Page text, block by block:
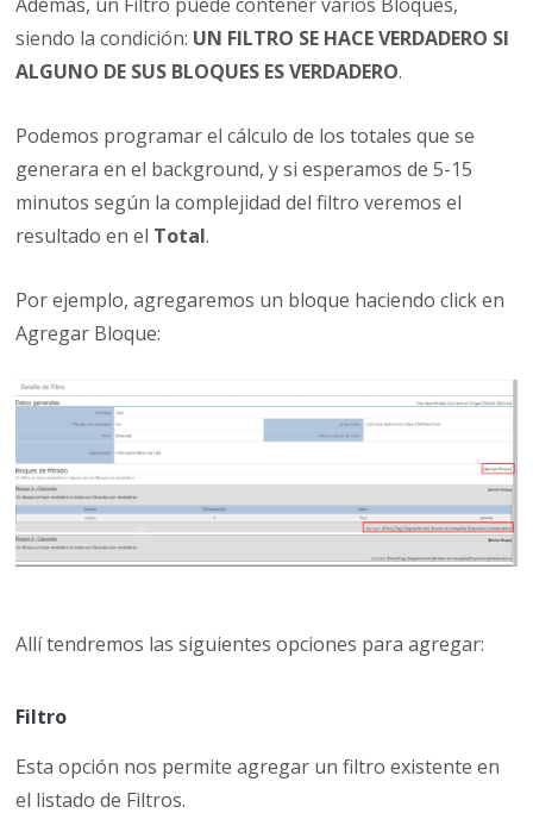
siendo la condición: UN FILTRO SE HACE VERDADERO SI
ALGUNO DE SUS BLOQUES ES VERDADERO.
Podemos programar el cálculo de los totales que se
generara en el background, y si esperamos de 5-15
minutos según la complejidad del filtro veremos el
resultado en el Total.
Por ejemplo, agregaremos un bloque haciendo click en
Agregar Bloque:
Allí tendremos las siguientes opciones para agregar:
Filtro
Esta opción nos permite agregar un filtro existente en
el listado de Filtros.